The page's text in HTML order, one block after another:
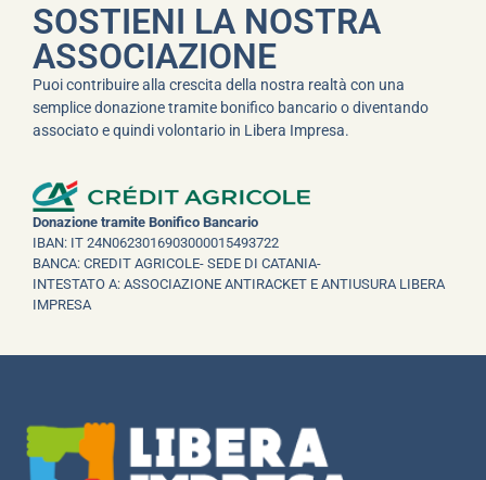
SOSTIENI LA NOSTRA
ASSOCIAZIONE
Puoi contribuire alla crescita della nostra realtà con una
semplice donazione tramite bonifico bancario o diventando
associato e quindi volontario in Libera Impresa.
Donazione tramite Bonifico Bancario
IBAN: IT 24N0623016903000015493722
BANCA: CREDIT AGRICOLE- SEDE DI CATANIA-
INTESTATO A: ASSOCIAZIONE ANTIRACKET E ANTIUSURA LIBERA
IMPRESA